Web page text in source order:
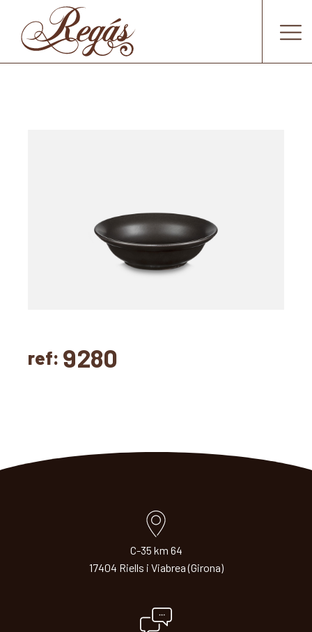
ref: 9280
C-35 km 64
17404 Riells i Viabrea (Girona)